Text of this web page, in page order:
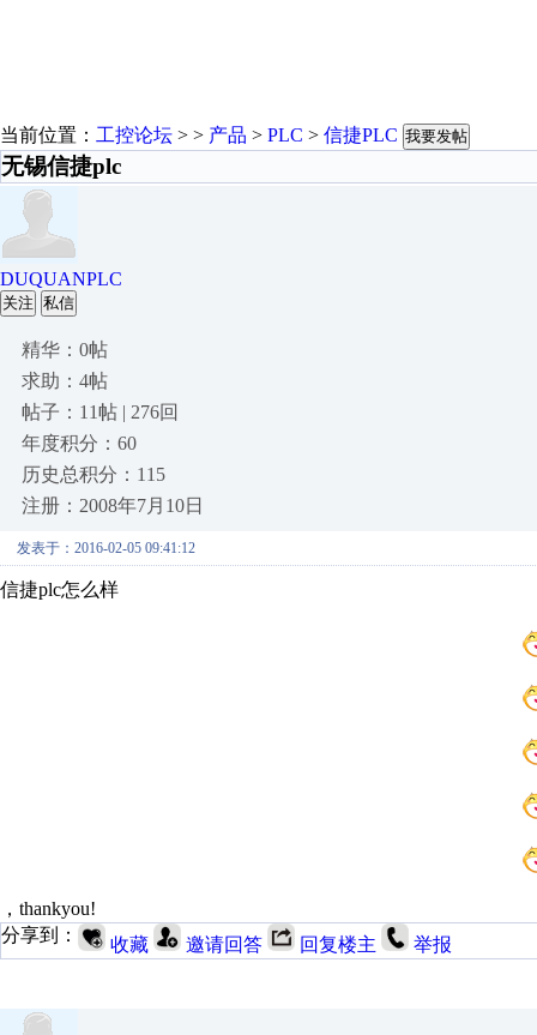
当前位置： 工控论坛 > > 产品 > PLC > 信捷PLC 我要发帖
无锡信捷plc
DUQUANPLC
关注 私信
精华：0帖
求助：4帖
帖子：11帖 | 276回
年度积分：60
历史总积分：115
注册：2008年7月10日
发表于：2016-02-05 09:41:12
信捷plc怎么样
，thankyou!
分享到：
收藏 邀请回答 回复楼主 举报